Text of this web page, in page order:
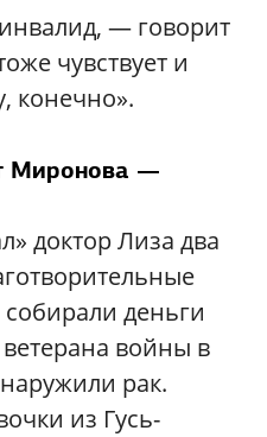
— говорит
чувствует и
конечно».
Миронова —
доктор Лиза два
деньги
войны в
рак.
из Гусь-